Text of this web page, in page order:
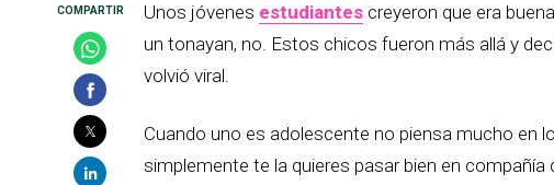
Unos jóvenes estudiantes creyeron que era
un tonayan, no. Estos chicos fueron más allá y
volvió viral.
Cuando uno es adolescente no piensa mucho en
simplemente te la quieres pasar bien en